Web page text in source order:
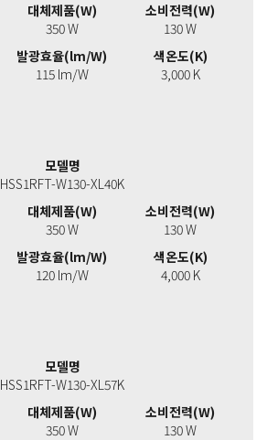
대체제품(W)
350 W
소비전력(W)
130 W
발광효율(lm/W)
115 lm/W
색온도(K)
3,000 K
모델명
HSS1RFT-W130-XL40K
대체제품(W)
350 W
소비전력(W)
130 W
발광효율(lm/W)
120 lm/W
색온도(K)
4,000 K
모델명
HSS1RFT-W130-XL57K
대체제품(W)
350 W
소비전력(W)
130 W